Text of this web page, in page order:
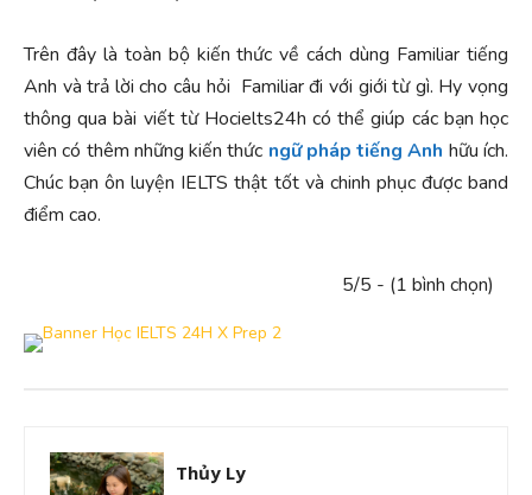
Trên đây là toàn bộ kiến thức về cách dùng Familiar tiếng
Anh và trả lời cho câu hỏi Familiar đi với giới từ gì. Hy vọng
thông qua bài viết từ Hocielts24h có thể giúp các bạn học
viên có thêm những kiến thức ngữ pháp tiếng Anh hữu ích.
Chúc bạn ôn luyện IELTS thật tốt và chinh phục được band
điểm cao.
5/5 - (1 bình chọn)
Thủy Ly